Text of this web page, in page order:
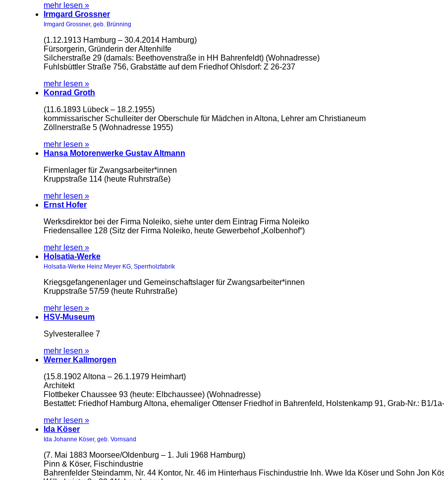
mehr lesen »
Irmgard Grossner
Irmgard Grossner, geb. Brünning
(1.12.1913 Hamburg – 30.4.2014 Hamburg)
Fürsorgerin, Gründerin der Altenhilfe
Silcherstraße 29 (damals: Beethovenstraße in HH Bahrenfeldt) (Wohnadresse)
Fuhlsbüttler Straße 756, Grabstätte auf dem Friedhof Ohlsdorf: Z 26-237
mehr lesen »
Konrad Groth
(11.6.1893 Lübeck – 18.2.1955)
kommissarischer Schulleiter der Oberschule für Mädchen in Altona, Lehrer am Christianeum
Zöllnerstraße 5 (Wohnadresse 1955)
mehr lesen »
Hansa Motorenwerke Gustav Altmann
Firmenlager für Zwangsarbeiter*innen
Kruppstraße 114 (heute Ruhrstraße)
mehr lesen »
Ernst Hofer
Werksdirektor bei der Firma Noleiko, siehe unter dem Eintrag Firma Noleiko
Friedensallee 128 (Sitz der Firma Noleiko, heute Gewerbehof „Kolbenhof“)
mehr lesen »
Holsatia-Werke
Holsatia-Werke Heinz Meyer KG, Sperrholzfabrik
Kriegsgefangenenlager und Gemeinschaftslager für Zwangsarbeiter*innen
Kruppstraße 57/59 (heute Ruhrstraße)
mehr lesen »
HSV-Museum
Sylvesterallee 7
mehr lesen »
Werner Kallmorgen
(15.8.1902 Altona – 26.1.1979 Heimhart)
Architekt
Flottbeker Chaussee 93 (heute: Elbchaussee) (Wohnadresse)
Bestattet: Friedhof Hamburg Altona, ehemaliger Ottenser Friedhof in Bahrenfeld, Holstenkamp 91, Grab-Nr.: B1/
mehr lesen »
Ida Köser
Ida Johanne Köser, geb. Vornsand
(7. Mai 1883 Moorsee/Oldenburg – 1. Juli 1968 Hamburg)
Pinn & Köser, Fischindustrie
Bahrenfelder Steindamm, Nr. 44 Kontor, Nr. 46 im Hinterhaus Fischindustrie Inh. Wwe Ida Köser und Sohn Jon